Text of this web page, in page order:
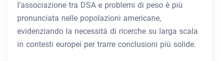
l’associazione tra DSA e problemi di peso è più
pronunciata nelle popolazioni americane,
evidenziando la necessità di ricerche su larga scala
in contesti europei per trarre conclusioni più solide.